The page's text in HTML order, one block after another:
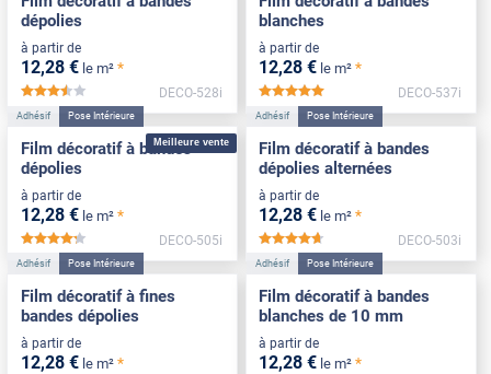
dépolies
à partir de
12,28 € le m² *
*****
DECO-528i
blanches
à partir de
12,28 € le m² *
DECO-537i
Meilleure vente
Adhésif Pose Intérieure
Film décoratif à bandes
dépolies
à partir de
12,28 € le m² *
*****
DECO-505i
Adhésif Pose Intérieure
Film décoratif à bandes
dépolies alternées
à partir de
12,28 € le m² *
*****
DECO-503i
Adhésif Pose Intérieure
Film décoratif à fines
bandes dépolies
à partir de
12,28 € le m² *
Adhésif Pose Intérieure
Film décoratif à bandes
blanches de 10 mm
à partir de
12,28 € le m² *